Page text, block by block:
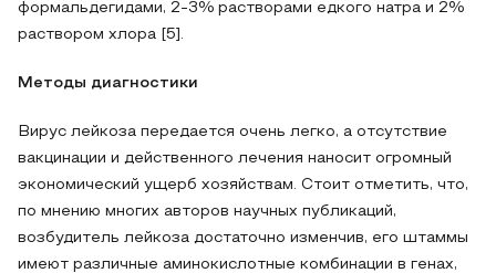
формальдегидами, 2-3% растворами едкого натра и 2%
раствором хлора [5].
Методы диагностики
Вирус лейкоза передается очень легко, а отсутствие
вакцинации и действенного лечения наносит огромный
экономический ущерб хозяйствам. Стоит отметить, что,
по мнению многих авторов научных публикаций,
возбудитель лейкоза достаточно изменчив, его штаммы
имеют различные аминокислотные комбинации в генах,